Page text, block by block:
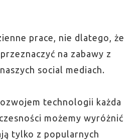
prace, nie dlatego, że
na zabawy z
social mediach.
technologii każda
możemy wyróżnić
tylko z popularnych